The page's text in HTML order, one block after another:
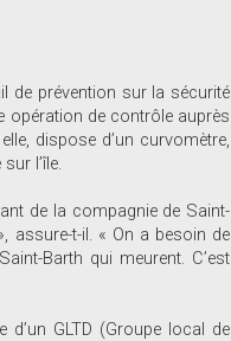
de prévention sur la sécurité
opération de contrôle auprès
dispose d’un curvomètre,
l’île.
de la compagnie de Saint-
assure-t-il. « On a besoin de
Barth qui meurent. C’est
GLTD (Groupe local de